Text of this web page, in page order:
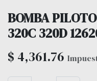
BOMBA
320C 320D
$ 4,361.76